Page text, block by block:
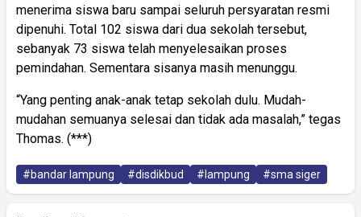
menerima siswa baru sampai seluruh persyaratan resmi
dipenuhi. Total 102 siswa dari dua sekolah tersebut,
sebanyak 73 siswa telah menyelesaikan proses
pemindahan. Sementara sisanya masih menunggu.
“Yang penting anak-anak tetap sekolah dulu. Mudah-
mudahan semuanya selesai dan tidak ada masalah,” tegas
Thomas. (***)
#bandar lampung #disdikbud #lampung #sma siger